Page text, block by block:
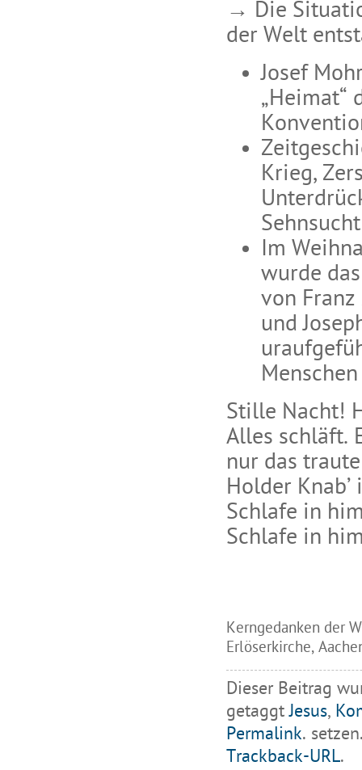
→ Die
der Welt
Josef
„Heimat“
Krieg,
Im
wurde
von
und
Stille Nacht!
Alles schläft.
nur das
Holder
Schlafe in
Schlafe in
Kerngedanken der
Erlöserkirche,
Dieser Beitrag
getaggtJesus,
Permalink.
Trackback-URL.